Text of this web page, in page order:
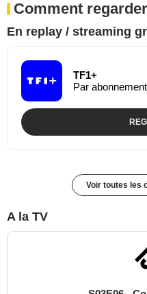
Comment
En replay / streaming
TF1+
Par abonnement
Voir toutes les
A la TV